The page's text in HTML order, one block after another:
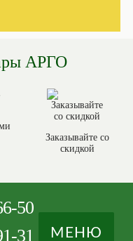
МЕНЮ
АРГО
Заказывайте со
скидкой
50
31